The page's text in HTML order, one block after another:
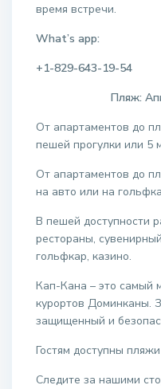
время встречи.
What’s app:
+1-829-643-19-54
Пляж:
От апартаментов до
пешей прогулки или 5
От апартаментов до
на авто или на
В пешей доступности
рестораны,
гольфкар, казино.
Кап-Кана – это самый
курортов Доминканы.
защищенный и
Гостям доступны
Следите за нашими